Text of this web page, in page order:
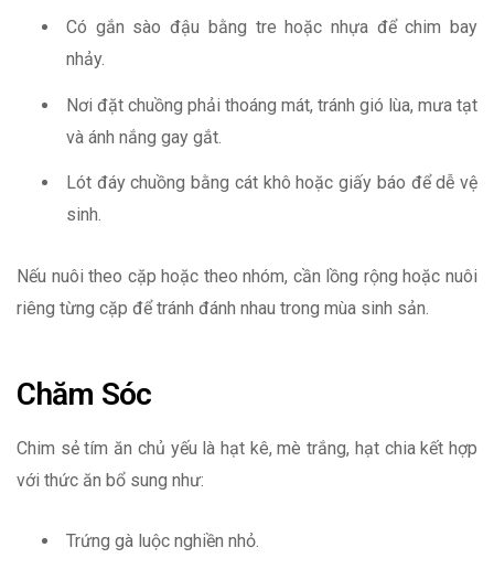
Có gắn sào đậu bằng tre hoặc nhựa để chim bay
nhảy.
Nơi đặt chuồng phải thoáng mát, tránh gió lùa, mưa tạt
và ánh nắng gay gắt.
Lót đáy chuồng bằng cát khô hoặc giấy báo để dễ vệ
sinh.
Nếu nuôi theo cặp hoặc theo nhóm, cần lồng rộng hoặc nuôi
riêng từng cặp để tránh đánh nhau trong mùa sinh sản.
Chăm Sóc
Chim sẻ tím ăn chủ yếu là hạt kê, mè trắng, hạt chia kết hợp
với thức ăn bổ sung như:
Trứng gà luộc nghiền nhỏ.